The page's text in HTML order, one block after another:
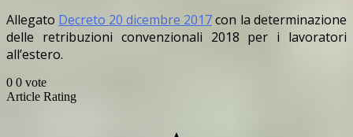
Allegato Decreto 20 dicembre 2017con la determinazione
delle retribuzioni convenzionali 2018 per i lavoratori
all’estero.
0 0 vote
Article Rating